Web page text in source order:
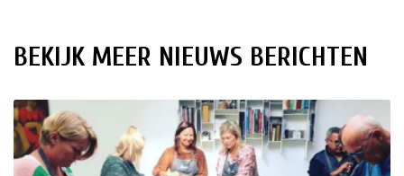
BEKIJK MEER NIEUWS BERICHTEN